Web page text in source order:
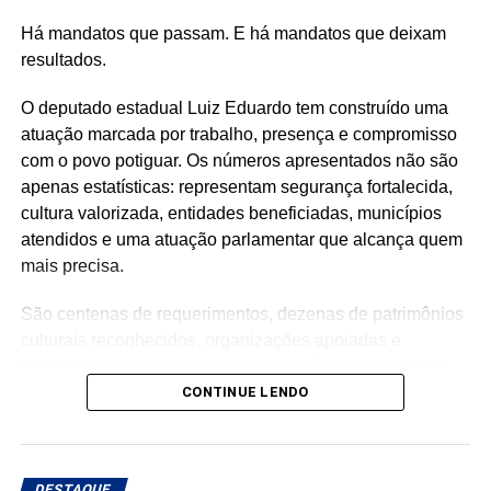
Há mandatos que passam. E há mandatos que deixam
resultados.
O deputado estadual Luiz Eduardo tem construído uma
atuação marcada por trabalho, presença e compromisso
com o povo potiguar. Os números apresentados não são
apenas estatísticas: representam segurança fortalecida,
cultura valorizada, entidades beneficiadas, municípios
atendidos e uma atuação parlamentar que alcança quem
mais precisa.
São centenas de requerimentos, dezenas de patrimônios
emendas parlamentares. Um trabalho que demonstra que
CONTINUE LENDO